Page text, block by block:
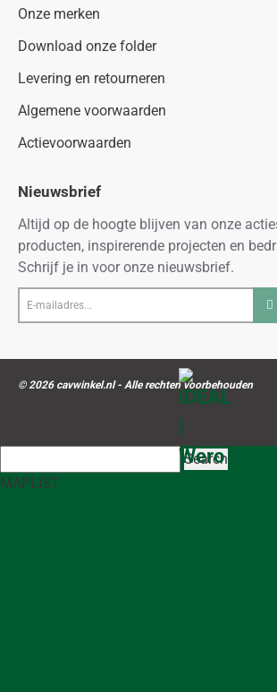
Onze merken
Download onze folder
Levering en retourneren
Algemene voorwaarden
Actievoorwaarden
Nieuwsbrief
Altijd op de hoogte blijven van onze
producten, inspirerende projecten en
Schrijf je in voor onze nieuwsbrief.
mailadres...
© 2026 cavwinkel.nl - Alle rechten voorbehouden
Search
MAPLIST